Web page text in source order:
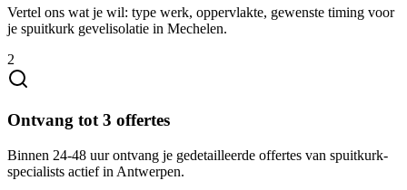
Vertel ons wat je wil: type werk, oppervlakte, gewenste timing voor
je spuitkurk gevelisolatie in Mechelen.
2
Ontvang tot 3 offertes
Binnen 24-48 uur ontvang je gedetailleerde offertes van spuitkurk-
specialists actief in Antwerpen.